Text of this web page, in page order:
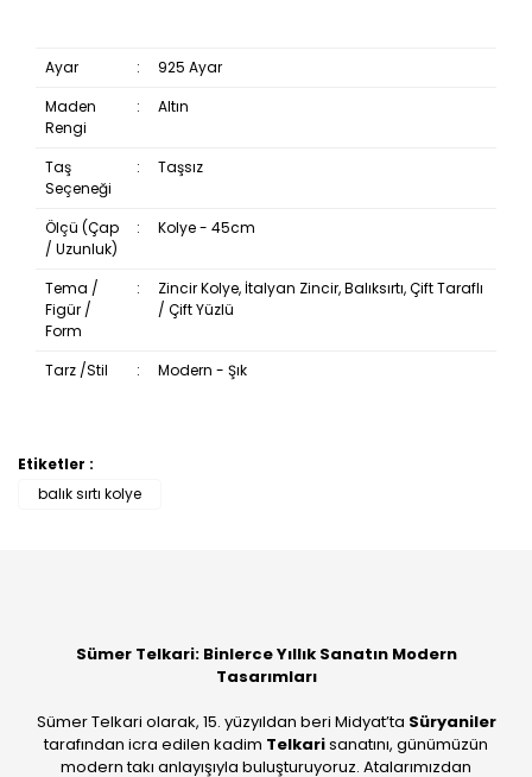
Ayar :
925 Ayar
Maden
Rengi
: Altın
Taş
Seçeneği
: Taşsız
Ölçü (Çap
/ Uzunluk)
: Kolye - 45cm
Tema /
Figür /
Form
:
Zincir Kolye, İtalyan Zincir, Balıksırtı, Çift Taraflı
/ Çift Yüzlü
Tarz /Stil : Modern - Şık
Etiketler :
balık sırtı kolye
Sümer Telkari: Binlerce Yıllık Sanatın Modern
Tasarımları
Sümer Telkari olarak, 15. yüzyıldan beri Midyat’ta Süryaniler
tarafından icra edilen kadim Telkarisanatını, günümüzün
modern takı anlayışıyla buluşturuyoruz. Atalarımızdan